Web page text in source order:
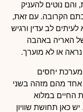
נוטים להעניק
הקרובה. עם זאת,
לב עדין ורגיש
האריה באהבה
או לא מוערך.
מערכת יחסים
מהם מזהה בשני
החיים במלוא
כאן תחושת שוויון